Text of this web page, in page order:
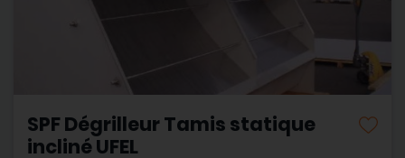
SPF Dégrilleur Tamis statique
incliné UFEL